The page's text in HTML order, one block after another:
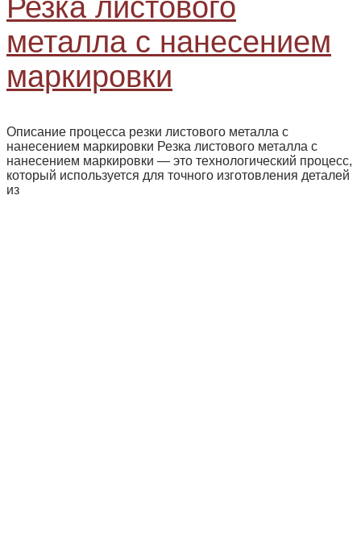
Резка листового
металла с нанесением
маркировки
Описание процесса резки листового металла с
нанесением маркировки Резка листового металла с
нанесением маркировки — это технологический процесс,
который используется для точного изготовления деталей
из